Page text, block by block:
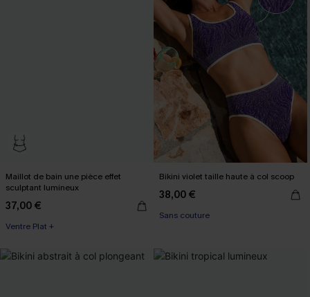
Maillot de bain une pièce effet
sculptant lumineux
37,00 €
Ventre Plat +
Bikini violet taille haute à col scoop
38,00 €
Sans couture